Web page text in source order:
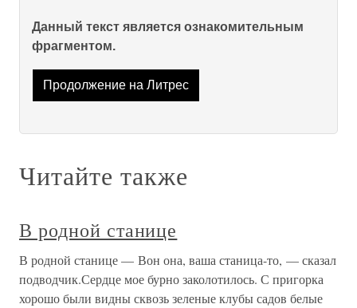
Данный текст является ознакомительным
фрагментом.
Продолжение на Литрес
Читайте также
В родной станице
В родной станице — Вон она, ваша станица-то, — сказал
подводчик.Сердце мое бурно заколотилось. С пригорка
хорошо были видны сквозь зеленые клубы садов белые